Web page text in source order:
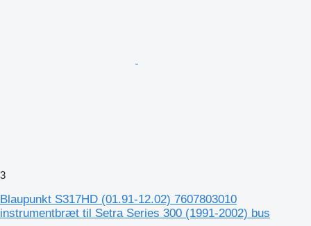
3
Blaupunkt S317HD (01.91-12.02) 7607803010
instrumentbræt til Setra Series 300 (1991-2002) bus